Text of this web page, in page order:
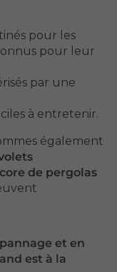
pour les
pour leur
par une
à entretenir.
également
de pergolas
et en
est à la